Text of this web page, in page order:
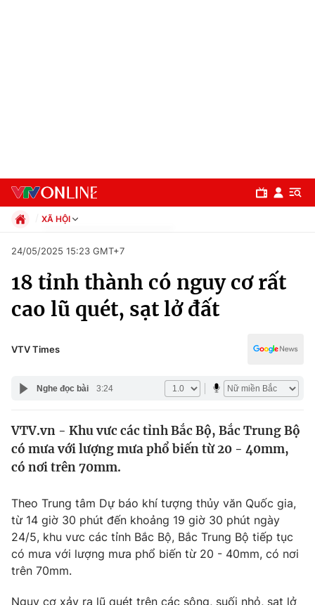
Chuyên mục
Chính trị
Y tế
Tin tức
Thế giới đó đây
Câu chuyện quốc tế
Kinh tế
Tài chính
Thị trường
Dữ liệu và đời sống
XÃ HỘI
Xã hội
Pháp luật
Thể thao
Văn hóa - Giải trí
Đời sống
Giáo dục
24/05/2025 15:23 GMT+7
18 tỉnh thành có nguy cơ rất
cao lũ quét, sạt lở đất
VTV Times
Nghe đọc bài 3:24
VTV.vn - Khu vưc các tỉnh Bắc Bộ, Bắc Trung Bộ
có mưa với lượng mưa phổ biến từ 20 - 40mm,
có nơi trên 70mm.
Theo Trung tâm Dự báo khí tượng thủy văn Quốc gia,
từ 14 giờ 30 phút đến khoảng 19 giờ 30 phút ngày
24/5, khu vưc các tỉnh Bắc Bộ, Bắc Trung Bộ tiếp tục
có mưa với lượng mưa phổ biến từ 20 - 40mm, có nơi
trên 70mm.
Nguy cơ xảy ra lũ quét trên các sông, suối nhỏ, sạt lở